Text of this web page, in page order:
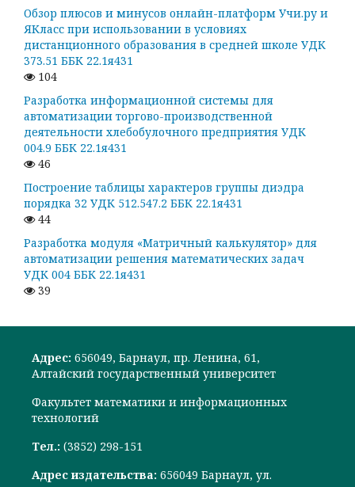
Обзор плюсов и минусов онлайн-платформ Учи.ру и
ЯКласс при использовании в условиях
дистанционного образования в средней школе УДК
373.51 ББК 22.1я431
104
Разработка информационной системы для
автоматизации торгово-производственной
деятельности хлебобулочного предприятия УДК
004.9 ББК 22.1я431
46
Построение таблицы характеров группы диэдра
порядка 32 УДК 512.547.2 ББК 22.1я431
44
Разработка модуля «Матричный калькулятор» для
автоматизации решения математических задач
УДК 004 ББК 22.1я431
39
Адрес: 656049, Барнаул, пр. Ленина, 61,
Алтайский государственный университет
Факультет математики и информационных
технологий
Тел.: (3852) 298-151
Адрес издательства: 656049 Барнаул, ул.